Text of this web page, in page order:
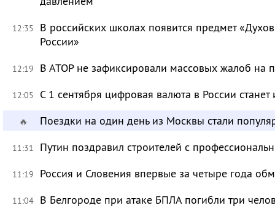
12:35
В российских школах появится предмет
России»
12:19 В АТОР не зафиксировали массовых жалоб на
12:05 С 1 сентября цифровая валюта в России
🔥 Поездки на один день из Москвы стали
11:31 Путин поздравил строителей с
11:19 Россия и Словения впервые за четыре года
11:04 В Белгороде при атаке БПЛА погибли три